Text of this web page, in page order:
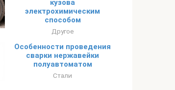
кузова
электрохимическим
способом
Другое
Особенности проведения
сварки нержавейки
полуавтоматом
Стали